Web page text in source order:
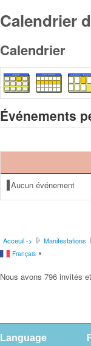
Calendrier
Calendrier
Événements
Aucun événement
Acceuil -> Manifestations
Français ▼
Nous avons 796 invités
Language